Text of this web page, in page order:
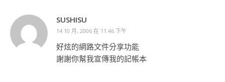
SUSHISU
14 10 月, 2006 在 11:46 下午
好炫的網路文件分享功能
謝謝你幫我宣傳我的記帳本